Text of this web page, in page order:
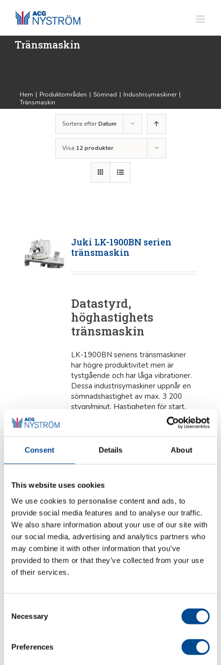
Consent Details About
This website uses cookies
We use cookies to personalise content and ads, to
provide social media features and to analyse our traffic.
We also share information about your use of our site with
our social media, advertising and analytics partners who
may combine it with other information that you’ve
provided to them or that they’ve collected from your use
of their services.
Selection
Necessary
Preferences
innehållet
Tränsmaskin
Hem | Produktområden | Sömnad | Industrisymaskiner |
Tränsmaskin
Sortera efterDatum
Visa 12 produkter
Juki LK-1900BN serien
tränsmaskin
Datastyrd,
höghastighets
tränsmaskin
LK-1900BN seriens tränsmaskiner
har högre produktivitet men är
tystgående och har låga vibrationer.
Dessa industrisymaskiner uppnår en
sömnadshastighet av max. 3 200
stygn/minut. Hastigheten för start,
stopp, trådklipp och det automatiska
pressarfotslyftet har ökats avsevärt
för att förkorta den totala
sömnadscykeln. LK-1900BN-BS
trådända som gör att tråden inte
behöver klippas manuellt. Detta ger
en mjuk och smidig känsla av
tränssömmar som har direkt
hudkontakt såsom på BH och linnen.
Produktblad (pdf)
Fler maskiner för branschen
Fler maskiner för branschen